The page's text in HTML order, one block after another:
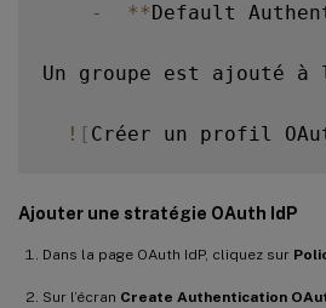
-
** Default
Un groupe est ajouté
! [ Créer un profil
Ajouter une stratégie OAuth IdP
Dans la page OAuth IdP, cliquez sur
Sur l’écran Create Authentication